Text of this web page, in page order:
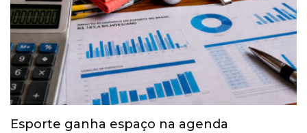
Esporte ganha espaço na agenda